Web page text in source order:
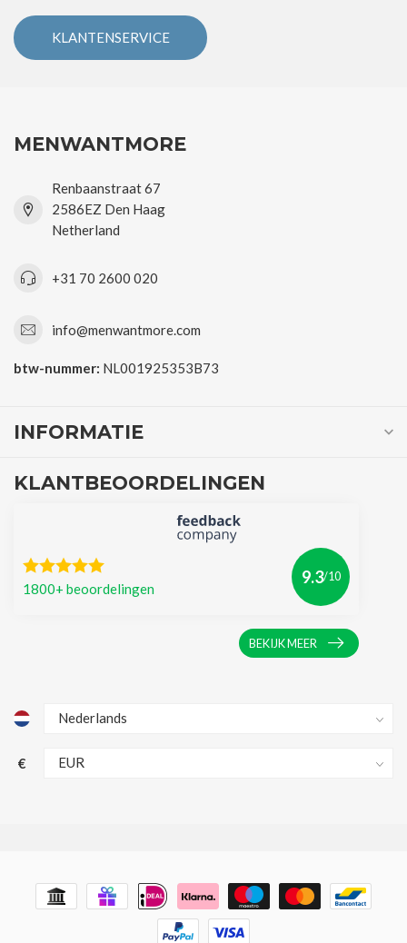
KLANTENSERVICE
MENWANTMORE
Renbaanstraat 67
2586EZ Den Haag
Netherland
+31 70 2600 020
info@menwantmore.com
btw-nummer: NL001925353B73
INFORMATIE
KLANTBEOORDELINGEN
1800+ beoordelingen
9.3/10
BEKIJK MEER
€